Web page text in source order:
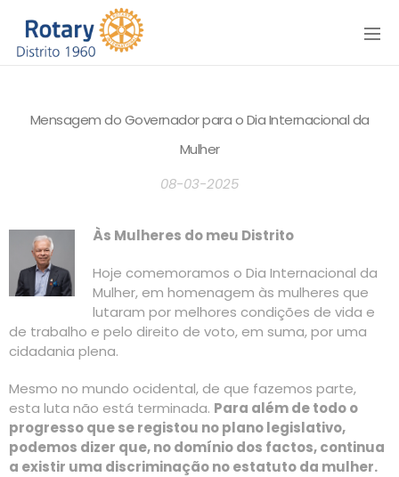
Menu
Mensagem do Governador para o Dia Internacional da
Mulher
08-03-2025
Às Mulheres do meu Distrito
Hoje comemoramos o Dia Internacional da
Mulher, em homenagem às mulheres que
lutaram por melhores condições de vida e
de trabalho e pelo direito de voto, em suma, por uma
cidadania plena.
Mesmo no mundo ocidental, de que fazemos parte,
esta luta não está terminada. Para além de todo o
progresso que se registou no plano legislativo,
podemos dizer que, no domínio dos factos, continua
a existir uma discriminação no estatuto da mulher.